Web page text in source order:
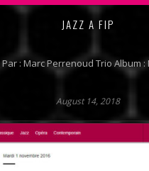
JAZZ A FIP
: Marc Perrenoud Trio Album :
August 14, 2018